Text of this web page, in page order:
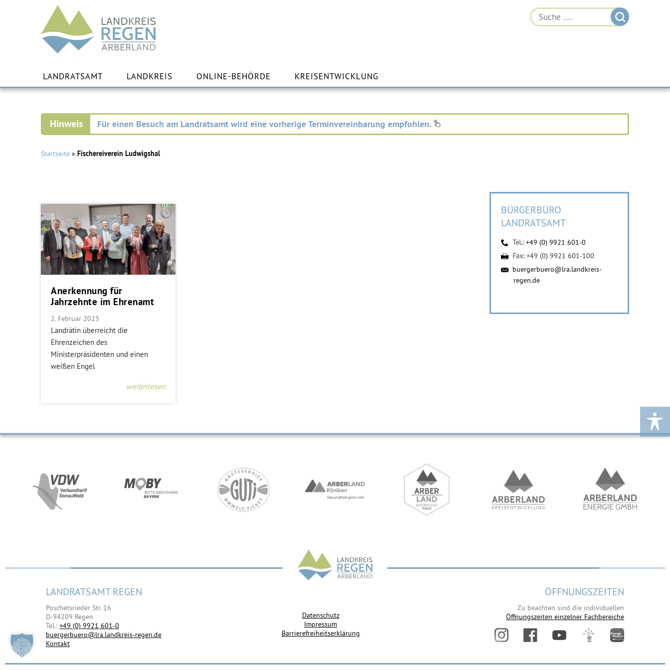
Landkreis
Regen
Inhalt
springen
LANDRATSAMT LANDKREIS ONLINE-BEHÖRDE KREISENTWICKLUNG
Für einen Besuch am Landratsamt wird eine vorherige Terminvereinbarung empfohlen.
Startseite » Fischereiverein Ludwigshal
Anerkennung für
Jahrzehnte im Ehrenamt
2. Februar 2023
Landrätin überreicht die
Ehrenzeichen des
Ministerpräsidenten und einen
weißen Engel
weiterlesen
BÜRGERBÜRO
LANDRATSAMT
Tel.:+49 (0) 9921 601-0
Fax:+49 (0) 9921 601-100
buergerbuero@lra.landkreis-
regen.de
LANDRATSAMT REGEN
Poschetsrieder Str. 16
D-94209 Regen
Tel.: +49 (0) 9921 601-0
buergerbuero@lra.landkreis-regen.de
Kontakt
Datenschutz
Impressum
Barrierefreiheitserklärung
ÖFFNUNGSZEITEN
Zu beachten sind die individuellen
Öffnungszeiten einzelner Fachbereiche